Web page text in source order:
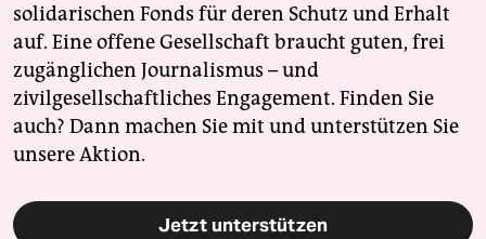
solidarischen Fonds für deren Schutz und Erhalt
auf. Eine offene Gesellschaft braucht guten, frei
zugänglichen Journalismus – und
zivilgesellschaftliches Engagement. Finden Sie
auch? Dann machen Sie mit und unterstützen Sie
unsere Aktion.
Jetzt unterstützen